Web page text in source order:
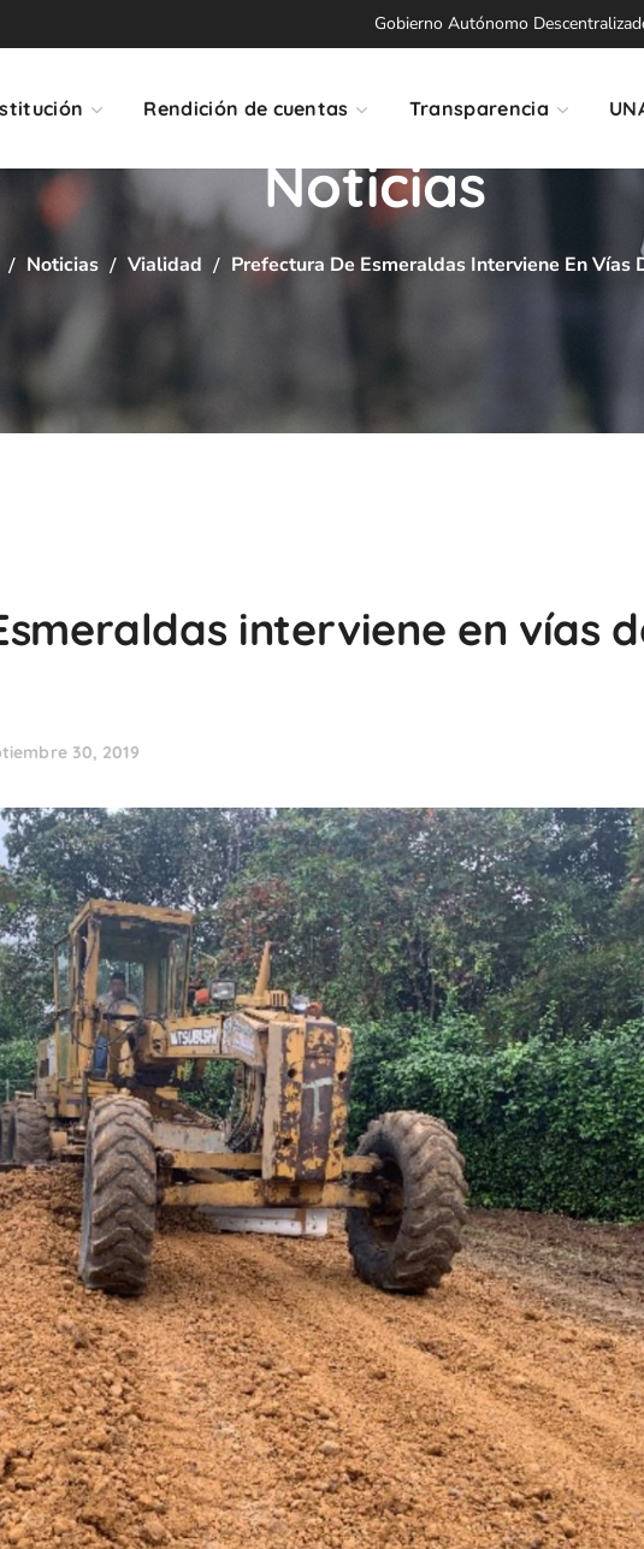
Gobierno Autónomo
Rendición de cuentas Transparencia
Noticias
Noticias Vialidad Prefectura De Esmeraldas Interviene En Vías
interviene en vías
30, 2019